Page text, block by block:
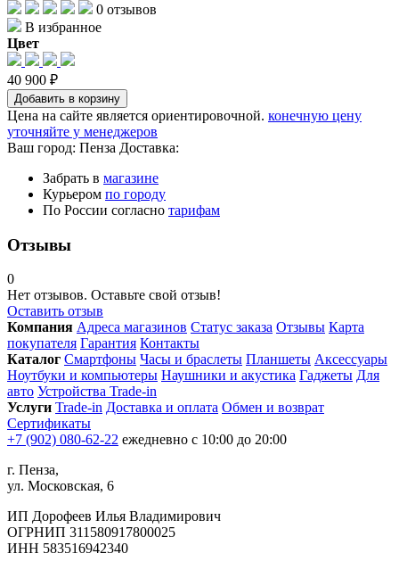
0 отзывов
В избранное
Цвет
40 900 ₽
Добавить в корзину
Цена на сайте является ориентировочной. конечную цену
уточняйте у менеджеров
Ваш город: Пенза Доставка:
Забрать в магазине
Курьером по городу
По России согласно тарифам
Отзывы
0
Нет отзывов. Оставьте свой отзыв!
Оставить отзыв
Компания Адреса магазинов Статус заказа Отзывы Карта
покупателя Гарантия Контакты
Каталог Смартфоны Часы и браслеты Планшеты Аксессуары
Ноутбуки и компьютеры Наушники и акустика Гаджеты Для
авто Устройства Trade-in
Услуги Trade-in Доставка и оплата Обмен и возврат
Сертификаты
+7 (902) 080-62-22 ежедневно с 10:00 до 20:00
г. Пенза,
ул. Московская, 6
ИП Дорофеев Илья Владимирович
ОГРНИП 311580917800025
ИНН 583516942340